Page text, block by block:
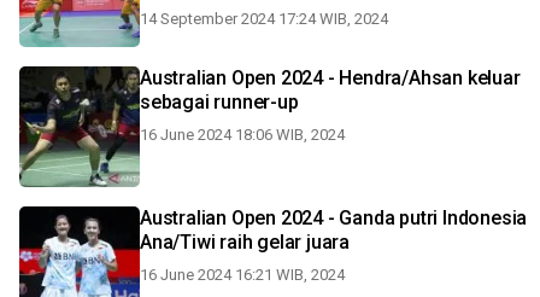
14 September 2024 17:24 WIB, 2024
Australian Open 2024 - Hendra/Ahsan keluar
sebagai runner-up
16 June 2024 18:06 WIB, 2024
Australian Open 2024 - Ganda putri Indonesia
Ana/Tiwi raih gelar juara
16 June 2024 16:21 WIB, 2024